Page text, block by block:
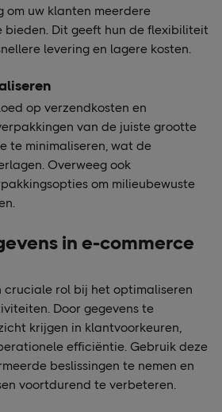
om uw klanten meerdere
bieden. Dit geeft hun de flexibiliteit
levering en lagere kosten.
op verzendkosten en
van de juiste grootte
te minimaliseren, wat de
Overweeg ook
om milieubewuste
in e-commerce
cruciale rol bij het optimaliseren
Door gegevens te
krijgen in klantvoorkeuren,
efficiëntie. Gebruik deze
beslissingen te nemen en
voortdurend te verbeteren.